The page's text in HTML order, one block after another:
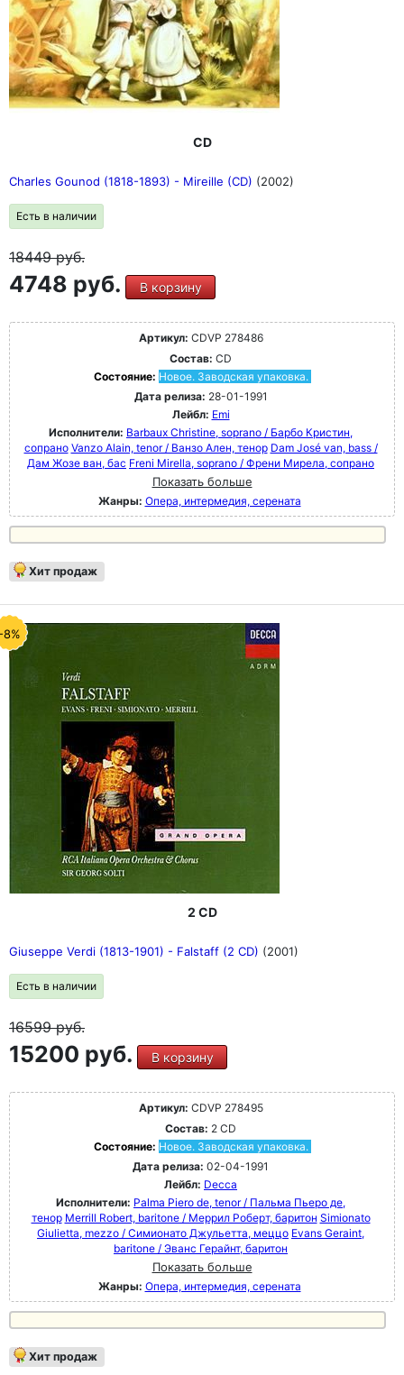
CD
Charles Gounod (1818-1893) - Mireille (CD) (2002)
Есть в наличии
18449руб.
4748 руб. В корзину
Артикул: CDVP 278486
Состав: CD
Состояние: Новое. Заводская упаковка.
Дата релиза: 28-01-1991
Лейбл: Emi
Исполнители: Barbaux Christine, soprano / Барбо Кристин,
сопрано Vanzo Alain, tenor / Ванзо Ален, тенор Dam José van, bass /
Дам Жозе ван, бас Freni Mirella, soprano / Френи Мирела, сопрано
Показать больше
Жанры: Опера, интермедия, серената
Хит продаж
8%
2 CD
Giuseppe Verdi (1813-1901) - Falstaff (2 CD) (2001)
Есть в наличии
16599руб.
15200 руб. В корзину
Артикул: CDVP 278495
Состав: 2 CD
Состояние: Новое. Заводская упаковка.
Дата релиза: 02-04-1991
Лейбл: Decca
Исполнители: Palma Piero de, tenor / Пальма Пьеро де,
тенор Merrill Robert, baritone / Меррил Роберт, баритон Simionato
Giulietta, mezzo / Симионато Джульетта, меццо Evans Geraint,
baritone / Эванс Герайнт, баритон
Показать больше
Жанры: Опера, интермедия, серената
Хит продаж